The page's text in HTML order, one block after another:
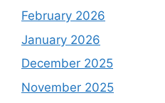
February 2026
January 2026
December 2025
November 2025